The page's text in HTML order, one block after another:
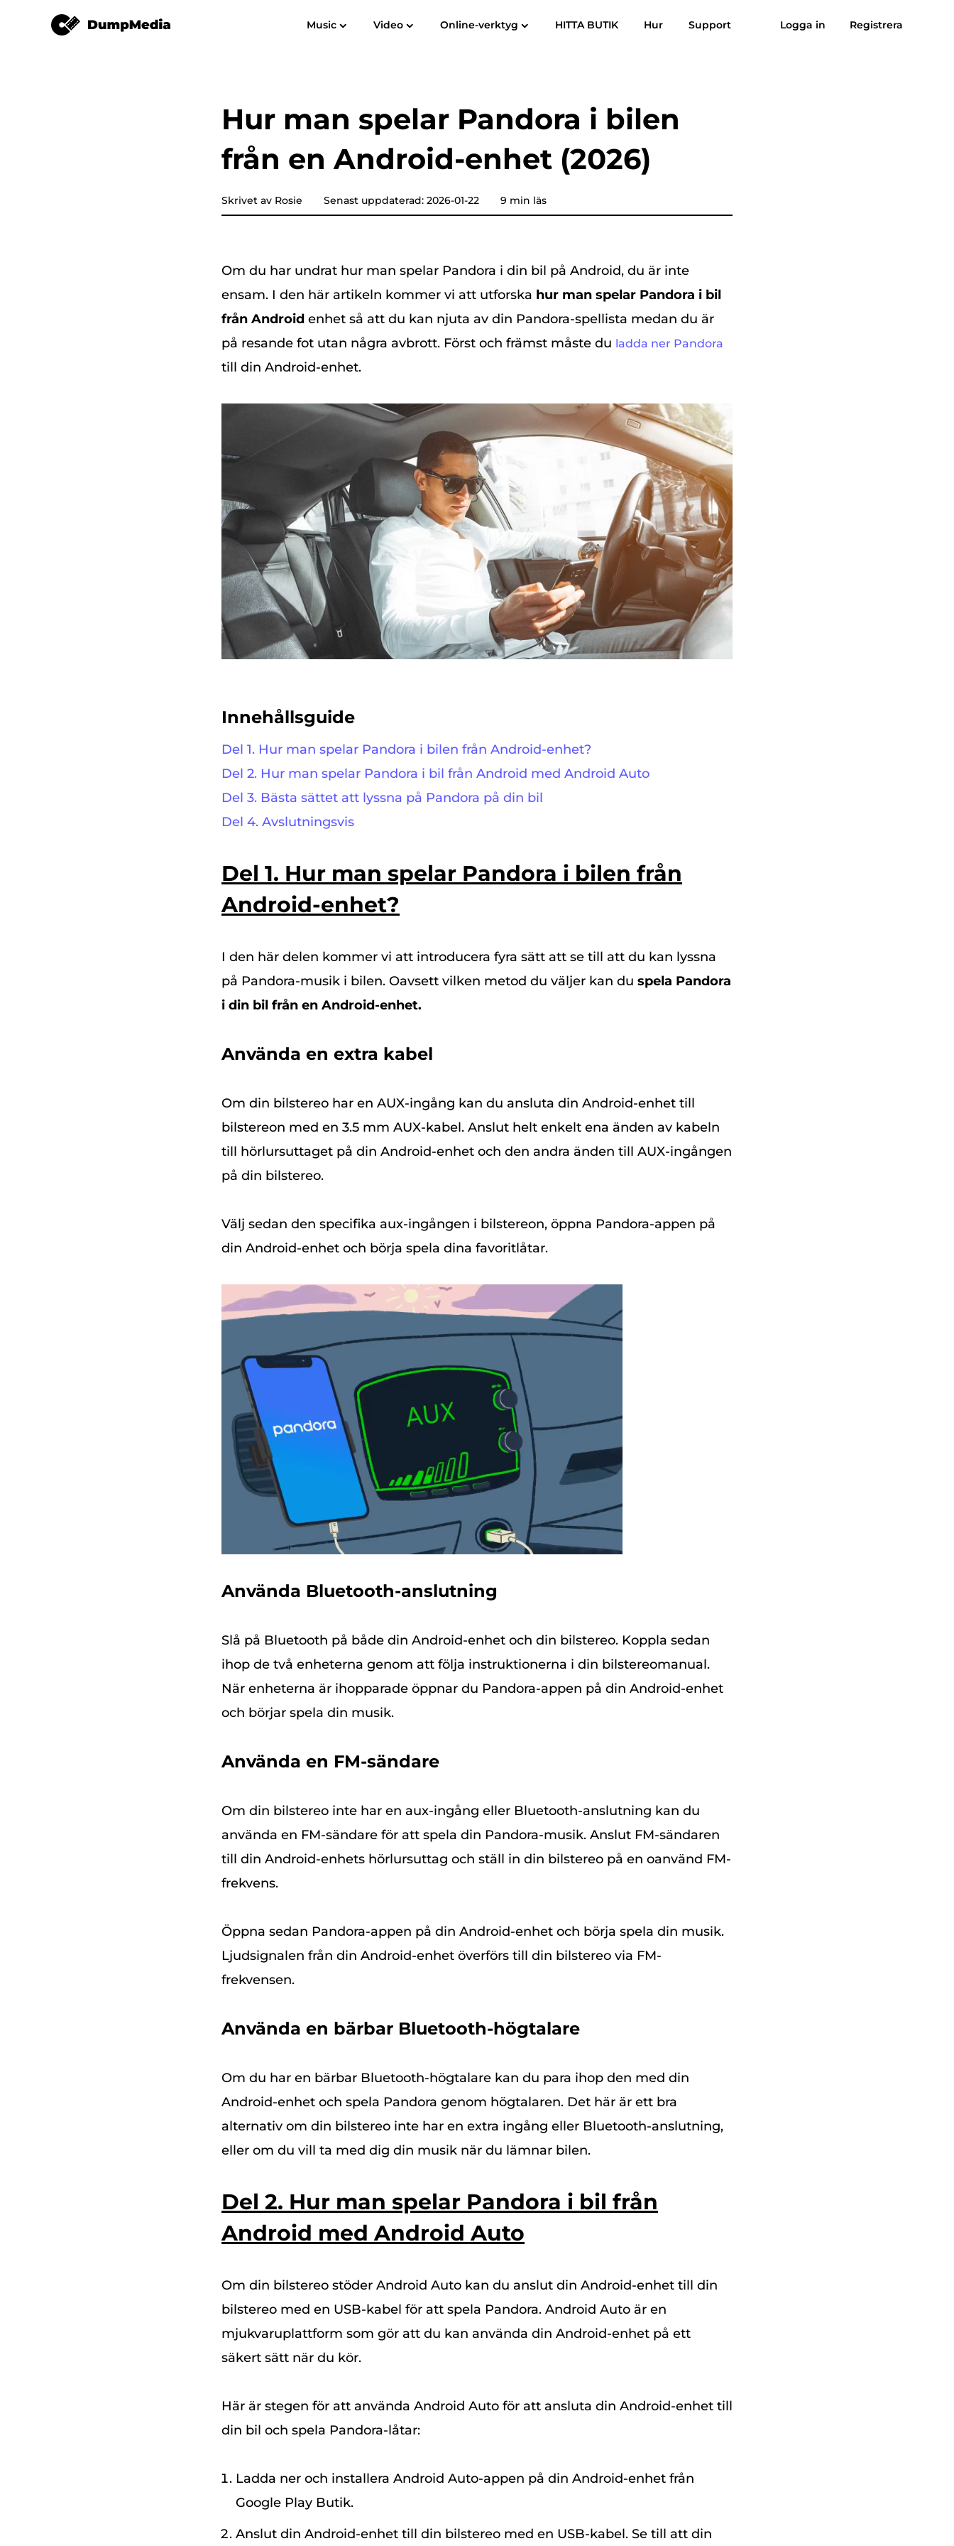
Music
Apple Music Converter YouTube Music Converter
Amazon Music Converter Hörbar omvandlare
Pandora Music Converter
Video Online-verktyg HITTA BUTIK Hur Support Logga in Registrera
Pandora Music Converter Användarhandbok Vanliga frågor Omdömen Gratis nedladdning Köp nu
Hur man spelar Pandora i bilen
från en Android-enhet (2026)
Skrivet av Rosie Senast uppdaterad: 2026-01-22 9 min läs
Om du har undrat hur man spelar Pandora i din bil på Android, du är inte
ensam. I den här artikeln kommer vi att utforska hur man spelar Pandora i bil
från Android enhet så att du kan njuta av din Pandora-spellista medan du är
på resande fot utan några avbrott. Först och främst måste du ladda ner Pandora
till din Android-enhet.
Innehållsguide
Del 1. Hur man spelar Pandora i bilen från Android-enhet?
Del 2. Hur man spelar Pandora i bil från Android med Android Auto
Del 3. Bästa sättet att lyssna på Pandora på din bil
Del 4. Avslutningsvis
Del 1. Hur man spelar Pandora i bilen från
Android-enhet?
I den här delen kommer vi att introducera fyra sätt att se till att du kan lyssna
på Pandora-musik i bilen. Oavsett vilken metod du väljer kan du spela Pandora
i din bil från en Android-enhet.
Använda en extra kabel
Om din bilstereo har en AUX-ingång kan du ansluta din Android-enhet till
bilstereon med en 3.5 mm AUX-kabel. Anslut helt enkelt ena änden av kabeln
till hörlursuttaget på din Android-enhet och den andra änden till AUX-ingången
på din bilstereo.
Välj sedan den specifika aux-ingången i bilstereon, öppna Pandora-appen på
din Android-enhet och börja spela dina favoritlåtar.
Använda Bluetooth-anslutning
Slå på Bluetooth på både din Android-enhet och din bilstereo. Koppla sedan
ihop de två enheterna genom att följa instruktionerna i din bilstereomanual.
När enheterna är ihopparade öppnar du Pandora-appen på din Android-enhet
och börjar spela din musik.
Använda en FM-sändare
Om din bilstereo inte har en aux-ingång eller Bluetooth-anslutning kan du
använda en FM-sändare för att spela din Pandora-musik. Anslut FM-sändaren
till din Android-enhets hörlursuttag och ställ in din bilstereo på en oanvänd FM-
frekvens.
Öppna sedan Pandora-appen på din Android-enhet och börja spela din musik.
Ljudsignalen från din Android-enhet överförs till din bilstereo via FM-
frekvensen.
Använda en bärbar Bluetooth-högtalare
Om du har en bärbar Bluetooth-högtalare kan du para ihop den med din
Android-enhet och spela Pandora genom högtalaren. Det här är ett bra
alternativ om din bilstereo inte har en extra ingång eller Bluetooth-anslutning,
eller om du vill ta med dig din musik när du lämnar bilen.
Del 2. Hur man spelar Pandora i bil från
Android med Android Auto
Om din bilstereo stöder Android Auto kan du anslut din Android-enhet till din
bilstereo med en USB-kabel för att spela Pandora. Android Auto är en
mjukvaruplattform som gör att du kan använda din Android-enhet på ett
säkert sätt när du kör.
Här är stegen för att använda Android Auto för att ansluta din Android-enhet till
din bil och spela Pandora-låtar:
Ladda ner och installera Android Auto-appen på din Android-enhet från
Google Play Butik.
Anslut din Android-enhet till din bilstereo med en USB-kabel. Se till att din